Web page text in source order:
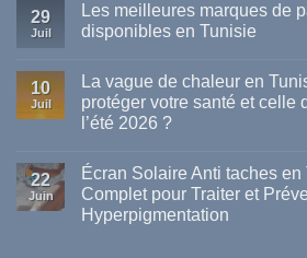
29
Juil
Les meilleures marques de
disponibles en Tunisie
sur
meilleures
marques
disponibles
en
Tunisie
10
Juil
La vague de chaleur en
protéger votre santé et celle
l’été 2026 ?
sur
La
vague
de
22
Juin
Écran Solaire Anti taches
Complet pour Traiter et
Hyperpigmentation